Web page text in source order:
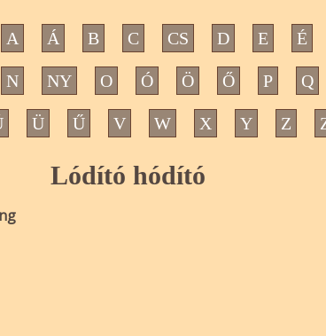
A Á B C CS D E É
N NY O Ó Ö Ő P Q
Ü Ű V W X Y Z
Lódító hódító